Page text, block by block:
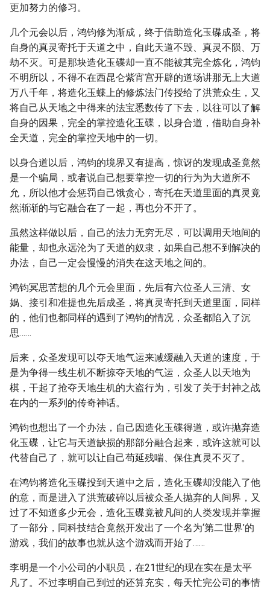
更加努力的修习。
几个元会以后，鸿钧修为渐成，终于借助造化玉碟成圣，将
自身的真灵寄托于天道之中，自此天道不毁、真灵不陨、万
劫不灭。可是那块造化玉碟却一直不能被其完全炼化，鸿钧
不明所以，不得不在西昆仑紫宵宫开辟的道场讲那无上大道
万八千年，将造化玉蝶上的修炼法门传授给了洪荒众生，又
将自己从天地之中得来的法宝悉数传了下去，以往可以了解
自身的因果，完全的掌控造化玉碟，以身合道，借助自身补
全天道，完全的掌控天地中的一切。
以身合道以后，鸿钧的境界又有提高，惊讶的发现成圣竟然
是一个骗局，或者说自己想要掌控一切的行为为大道所不
允，所以他才会惩罚自己饿贪心，寄托在天道里面的真灵竟
然渐渐的与它融合在了一起，再也分不开了。
虽然这样做以后，自己的法力无穷无尽，可以调用天地间的
能量，却也永远沦为了天道的奴隶，如果自己想不到解决的
办法，自己一定会慢慢的消失在这天地之间的。
鸿钧冥思苦想的几个元会里面，先后有六位圣人三清、女
娲、接引和准提也先后成圣，将真灵寄托到天道里面，同样
的，他们也都同样的遇到了鸿钧的情况，众圣都陷入了沉
思……
后来，众圣发现可以夺天地气运来减缓融入天道的速度，于
是为争得一线生机不断掠夺天地的气运，众圣人以天地为
棋，干起了抢夺天地生机的大盗行为，引发了关于封神之战
在内的一系列的传奇神话。
鸿钧也想出了一个办法，自己因造化玉碟得道，或许抛弃造
化玉碟，让它与天道缺损的那部分融合起来，或许这就可以
代替自己了，就可以让自己苟延残喘、保住真灵不灭了。
在鸿钧将造化玉碟投到天道中之后，造化玉碟却没能入了他
的意，而是进入了洪荒破碎以后被众圣人抛弃的人间界，又
过了不知道多少元会，造化玉碟竟被凡间的人类发现并掌握
了一部分，同科技结合竟然开发出了一个名为‘第二世界’的
游戏，我们的故事也就从这个游戏而开始了……
李明是一个小公司的小职员，在21世纪的现在实在是太平
凡了。不过李明自己到过的还算充实，每天忙完公司的事情